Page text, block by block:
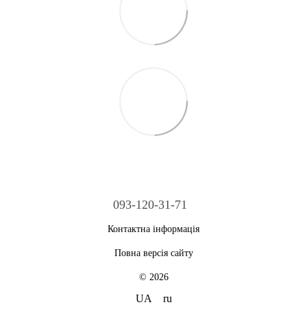
093-120-31-71
Контактна інформація
Повна версія сайту
© 2026
UA ru